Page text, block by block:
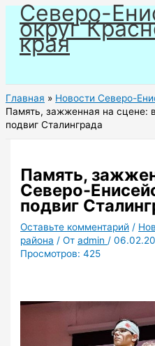
Перейти
содержимому
Северо-
округ
края
Главная
Новости Северо-
Память, зажженная на сцене:
подвиг Сталинграда
Память,
Северо-
подвиг
Оставьте комментарий /
района / Отadmin /
Просмотров: 425